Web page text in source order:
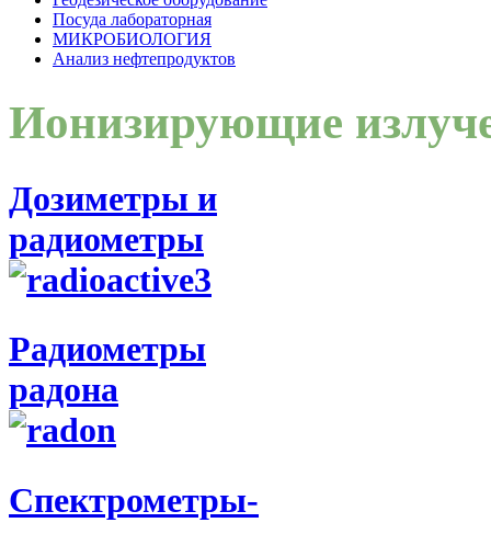
Посуда лабораторная
МИКРОБИОЛОГИЯ
Анализ нефтепродуктов
Ионизирующие
Дозиметры и
радиометры
Радиометры
радона
Спектрометры-